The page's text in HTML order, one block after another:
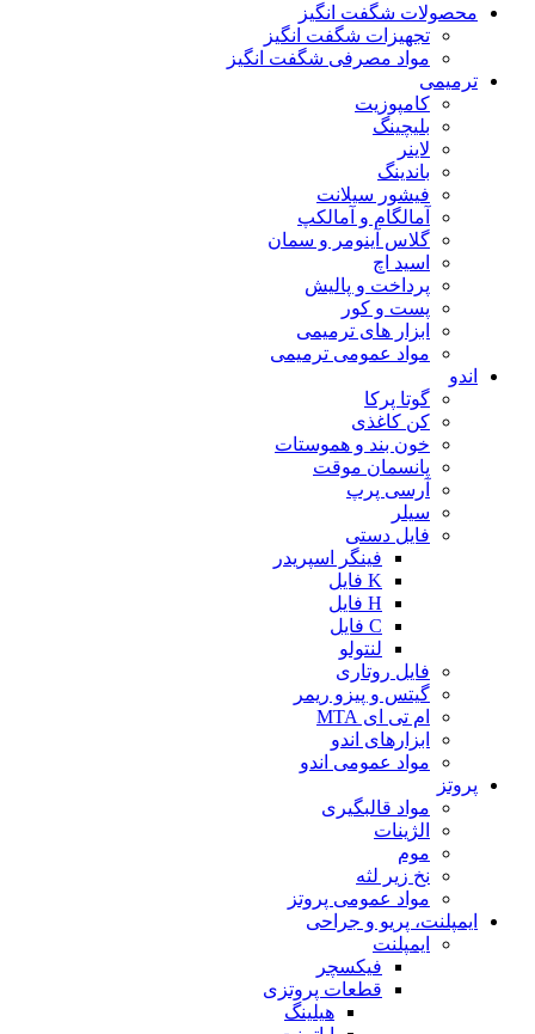
محصولات شگفت انگیز
تجهیزات شگفت انگیز
مواد مصرفی شگفت انگیز
ترمیمی
کامپوزیت
بلیچینگ
لاینر
باندینگ
فیشور سیلانت
آمالگام و آمالکپ
گلاس آینومر و سمان
اسید اچ
پرداخت و پالیش
پست و کور
ابزار های ترمیمی
مواد عمومی ترمیمی
اندو
گوتا پرکا
کن کاغذی
خون بند و هموستات
پانسمان موقت
آرسی پرپ
سیلر
فایل دستی
فینگر اسپریدر
K فایل
H فایل
C فایل
لنتولو
فایل روتاری
گیتس و پیزو ریمر
ام تی ای MTA
ابزارهای اندو
مواد عمومی اندو
پروتز
مواد قالبگیری
الژینات
موم
نخ زیر لثه
مواد عمومی پروتز
ایمپلنت، پریو و جراحی
ایمپلنت
فیکسچر
قطعات پروتزی
هیلینگ